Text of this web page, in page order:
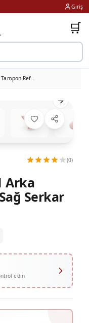
Giriş
🛒
Kangoo 1 - 2 Logan 1 Arka Tampon Reflektörü Sağ Serkar 22169
Next
(0)
Arka
Serkar
edin